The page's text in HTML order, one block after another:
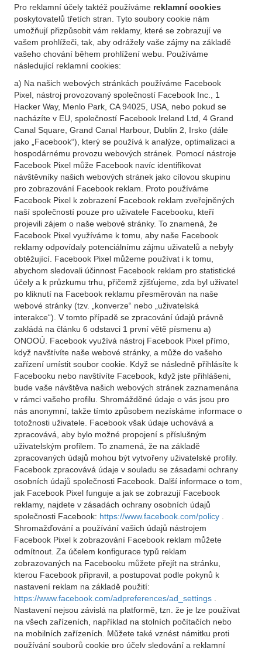
Pro reklamní účely taktéž používáme reklamní cookies
poskytovatelů třetích stran. Tyto soubory cookie nám
umožňují přizpůsobit vám reklamy, které se zobrazují ve
vašem prohlížeči, tak, aby odrážely vaše zájmy na základě
vašeho chování během prohlížení webu. Používáme
následující reklamní cookies:
a) Na našich webových stránkách používáme Facebook
Pixel, nástroj provozovaný společností Facebook Inc., 1
Hacker Way, Menlo Park, CA 94025, USA, nebo pokud se
nacházíte v EU, společností Facebook Ireland Ltd, 4 Grand
Canal Square, Grand Canal Harbour, Dublin 2, Irsko (dále
jako „Facebook“), který se používá k analýze, optimalizaci a
hospodárnému provozu webových stránek. Pomocí nástroje
Facebook Pixel může Facebook navíc identifikovat
návštěvníky našich webových stránek jako cílovou skupinu
pro zobrazování Facebook reklam. Proto používáme
Facebook Pixel k zobrazení Facebook reklam zveřejněných
naší společností pouze pro uživatele Facebooku, kteří
projevili zájem o naše webové stránky. To znamená, že
Facebook Pixel využíváme k tomu, aby naše Facebook
reklamy odpovídaly potenciálnímu zájmu uživatelů a nebyly
obtěžující. Facebook Pixel můžeme používat i k tomu,
abychom sledovali účinnost Facebook reklam pro statistické
účely a k průzkumu trhu, přičemž zjišťujeme, zda byl uživatel
po kliknutí na Facebook reklamu přesměrován na naše
webové stránky (tzv. „konverze“ nebo „uživatelská
interakce“). V tomto případě se zpracování údajů právně
zakládá na článku 6 odstavci 1 první větě písmenu a)
ONOOÚ. Facebook využívá nástroj Facebook Pixel přímo,
když navštívíte naše webové stránky, a může do vašeho
zařízení umístit soubor cookie. Když se následně přihlásíte k
Facebooku nebo navštívíte Facebook, když jste přihlášeni,
bude vaše návštěva našich webových stránek zaznamenána
v rámci vašeho profilu. Shromážděné údaje o vás jsou pro
nás anonymní, takže tímto způsobem nezískáme informace o
totožnosti uživatele. Facebook však údaje uchovává a
zpracovává, aby bylo možné propojení s příslušným
uživatelským profilem. To znamená, že na základě
zpracovaných údajů mohou být vytvořeny uživatelské profily.
Facebook zpracovává údaje v souladu se zásadami ochrany
osobních údajů společnosti Facebook. Další informace o tom,
jak Facebook Pixel funguje a jak se zobrazují Facebook
reklamy, najdete v zásadách ochrany osobních údajů
společnosti Facebook: https://www.facebook.com/policy
Shromažďování a používání vašich údajů nástrojem
Facebook Pixel k zobrazování Facebook reklam můžete
odmítnout. Za účelem konfigurace typů reklam
zobrazovaných na Facebooku můžete přejít na stránku,
kterou Facebook připravil, a postupovat podle pokynů k
nastavení reklam na základě použití:
https://www.facebook.com/adpreferences/ad_settings
Nastavení nejsou závislá na platformě, tzn. že je lze používat
na všech zařízeních, například na stolních počítačích nebo
na mobilních zařízeních. Můžete také vznést námitku proti
používání souborů cookie pro účely sledování a reklamní